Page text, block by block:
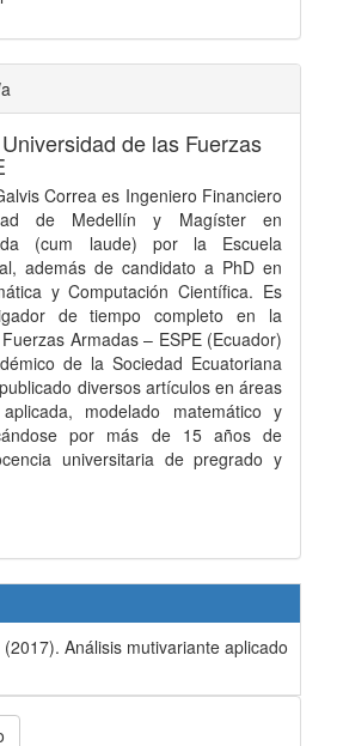
Universidad de las Fuerzas
Correa es Ingeniero Financiero
de Medellín y Magíster en
(cum laude) por la Escuela
además de candidato a PhD en
y Computación Científica. Es
de tiempo completo en la
Armadas – ESPE (Ecuador)
de la Sociedad Ecuatoriana
diversos artículos en áreas
modelado matemático y
por más de 15 años de
universitaria de pregrado y
Análisis mutivariante aplicado